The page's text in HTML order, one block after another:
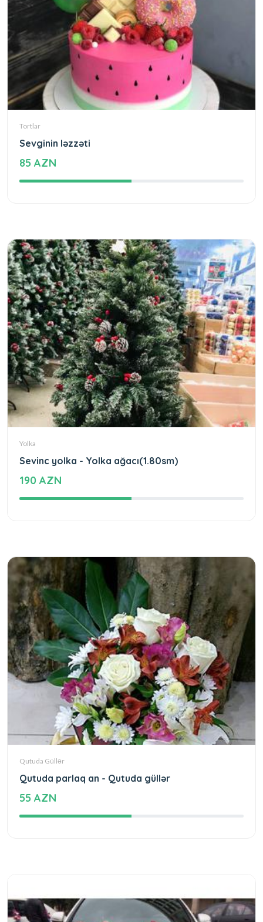
Tortlar
Sevginin ləzzəti
85 AZN
Yolka
Sevinc yolka - Yolka ağacı(1.80sm)
190 AZN
Qutuda Güllər
Qutuda parlaq an - Qutuda güllər
55 AZN